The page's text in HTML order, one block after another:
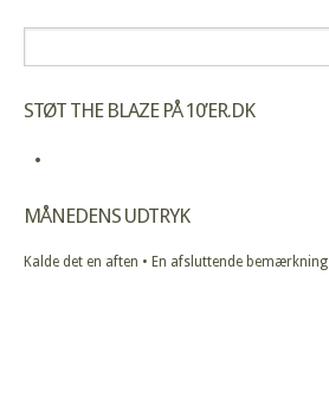
STØT THE BLAZE PÅ 10’ER.DK
MÅNEDENS UDTRYK
Kalde det en aften • En afsluttende bemærkning